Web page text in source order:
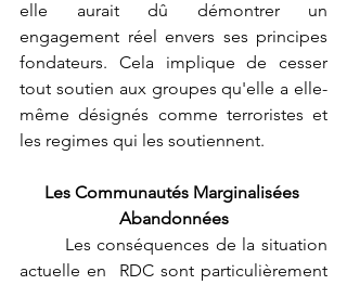
elle aurait dû démontrer un
engagement réel envers ses principes
fondateurs. Cela implique de cesser
tout soutien aux groupes qu'elle a elle-
même désignés comme terroristes et
les regimes qui les soutiennent.
Les Communautés Marginalisées
Abandonnées
actuelle en  RDC sont particulièrement